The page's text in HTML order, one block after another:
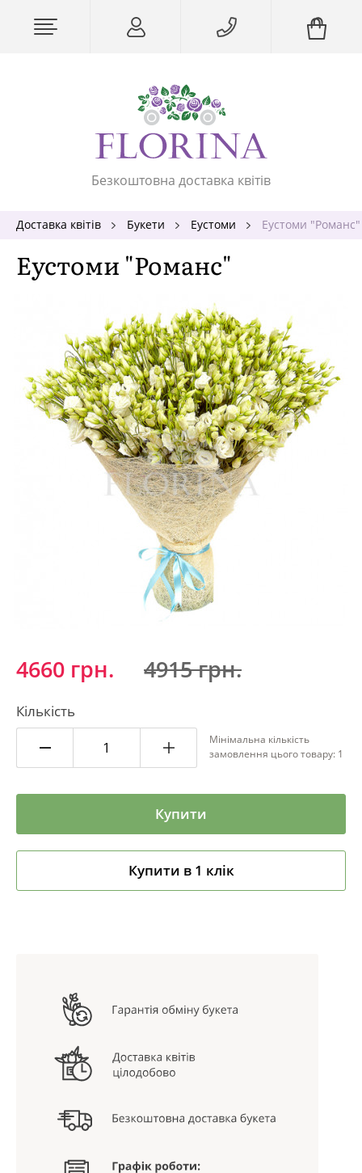
Безкоштовна доставка квітів
Доставка квітів Букети Еустоми Еустоми "Романс"
Еустоми "Романс"
4660 грн. 4915 грн.
Кількість
Мінімальна кількість
замовлення цього товару: 1
Купити
Купити в 1 клік